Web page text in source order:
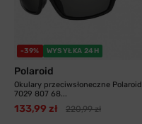
-39% WYSYŁKA 24H
Polaroid
Okulary przeciwsłoneczne Polaroid
7029 807 68...
133,99 zł 220,99 zł